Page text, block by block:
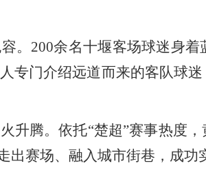
200余名十堰客场球迷身着
专门介绍远道而来的客队球
腾。依托“楚超”赛事热度，
出赛场、融入城市街巷，成功